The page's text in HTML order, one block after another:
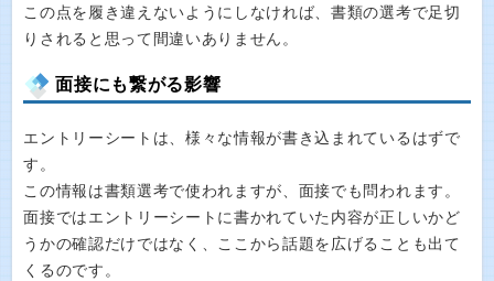
この点を履き違えないようにしなければ、書類の選考で足切
りされると思って間違いありません。
面接にも繋がる影響
エントリーシートは、様々な情報が書き込まれているはずで
す。
この情報は書類選考で使われますが、面接でも問われます。
面接ではエントリーシートに書かれていた内容が正しいかど
うかの確認だけではなく、ここから話題を広げることも出て
くるのです。